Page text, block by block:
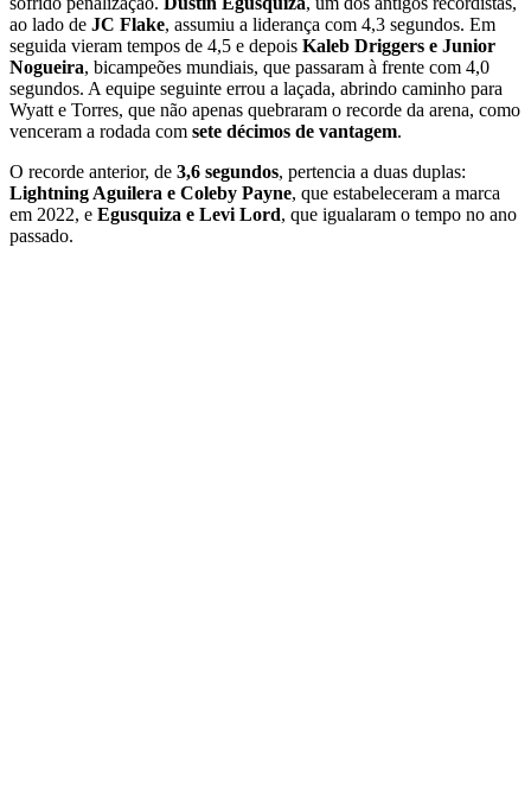
ao lado de JC Flake, assumiu a liderança com 4,3 segundos. Em
seguida vieram tempos de 4,5 e depois Kaleb Driggers e Junior
Nogueira, bicampeões mundiais, que passaram à frente com 4,0
segundos. A equipe seguinte errou a laçada, abrindo caminho para
Wyatt e Torres, que não apenas quebraram o recorde da arena, como
venceram a rodada com sete décimos de vantagem.
O recorde anterior, de 3,6 segundos, pertencia a duas duplas:
Lightning Aguilera e Coleby Payne, que estabeleceram a marca
em 2022, e Egusquiza e Levi Lord, que igualaram o tempo no ano
passado.